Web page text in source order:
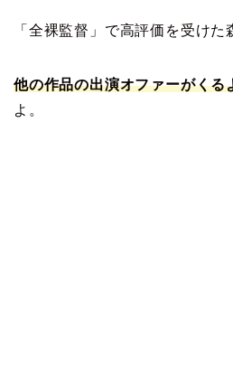
「全裸監督」で高評価を受けた
他の作品の出演オファーがくる
よ。